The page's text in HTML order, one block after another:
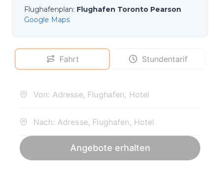
Flughafenplan: Flughafen Toronto Pearson
Google Maps